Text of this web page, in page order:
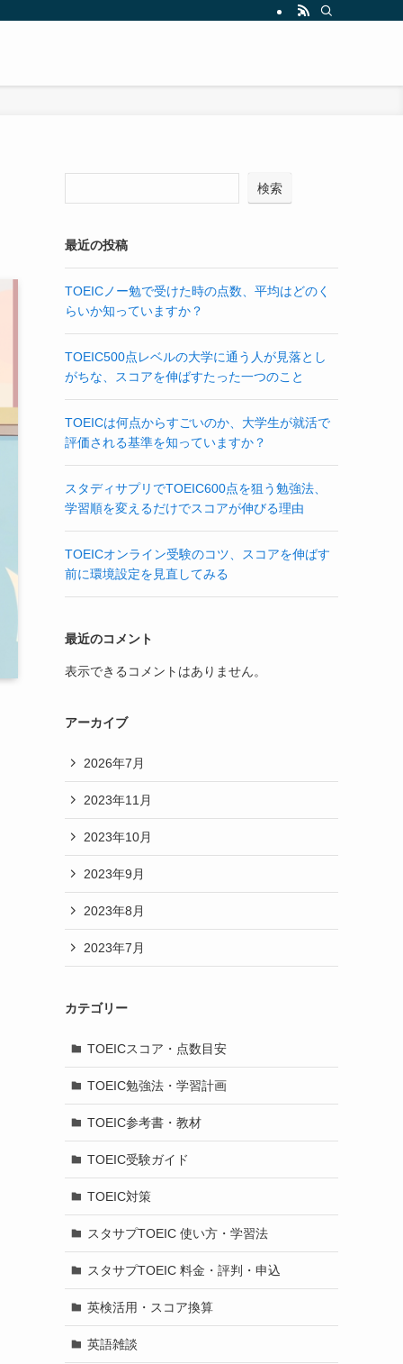
検索
最近の投稿
TOEICノー勉で受けた時の点数、平均はどのく
らいか知っていますか？
TOEIC500点レベルの大学に通う人が見落とし
がちな、スコアを伸ばすたった一つのこと
TOEICは何点からすごいのか、大学生が就活で
評価される基準を知っていますか？
スタディサプリでTOEIC600点を狙う勉強法、
学習順を変えるだけでスコアが伸びる理由
TOEICオンライン受験のコツ、スコアを伸ばす
前に環境設定を見直してみる
最近のコメント
表示できるコメントはありません。
アーカイブ
2026年7月
2023年11月
2023年10月
2023年9月
2023年8月
2023年7月
カテゴリー
TOEICスコア・点数目安
TOEIC勉強法・学習計画
TOEIC参考書・教材
TOEIC受験ガイド
TOEIC対策
スタサプTOEIC 使い方・学習法
スタサプTOEIC 料金・評判・申込
英検活用・スコア換算
英語雑談